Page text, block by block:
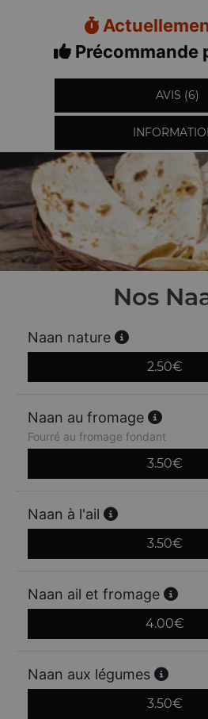
Précommande
AVIS (6)
Nos
Naan nature
2.50€
Naan au fromage
Fourré au fromage fondant
3.50€
Naan à l'ail
3.50€
Naan ail et fromage
4.00€
Naan aux légumes
3.50€